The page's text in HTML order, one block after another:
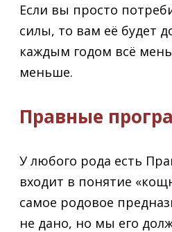
Если вы просто
силы, то вам её будет
каждым годом всё
меньше.
Правные
У любого рода есть
входит в понятие
самое родовое
не дано, но мы его